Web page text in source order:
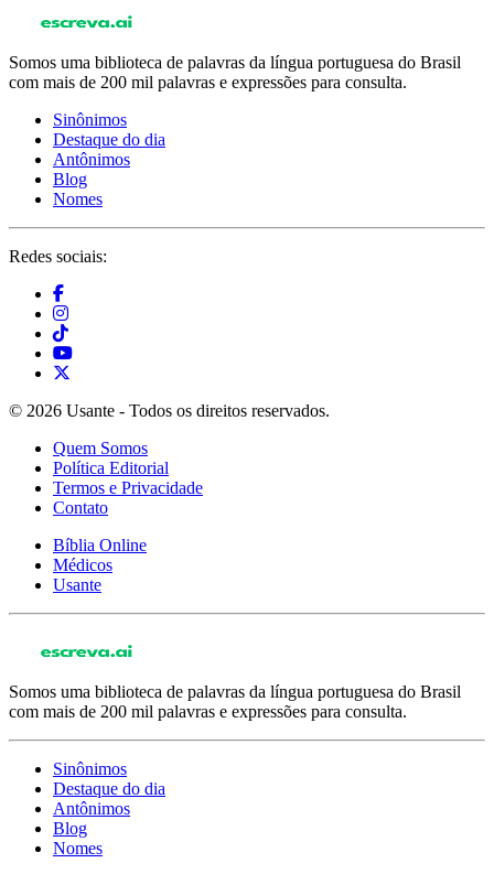
Somos uma biblioteca de palavras da língua portuguesa do Brasil
com mais de 200 mil palavras e expressões para consulta.
Sinônimos
Destaque do dia
Antônimos
Blog
Nomes
Redes sociais:
© 2026 Usante - Todos os direitos reservados.
Quem Somos
Política Editorial
Termos e Privacidade
Contato
Bíblia Online
Médicos
Usante
Somos uma biblioteca de palavras da língua portuguesa do Brasil
com mais de 200 mil palavras e expressões para consulta.
Sinônimos
Destaque do dia
Antônimos
Blog
Nomes